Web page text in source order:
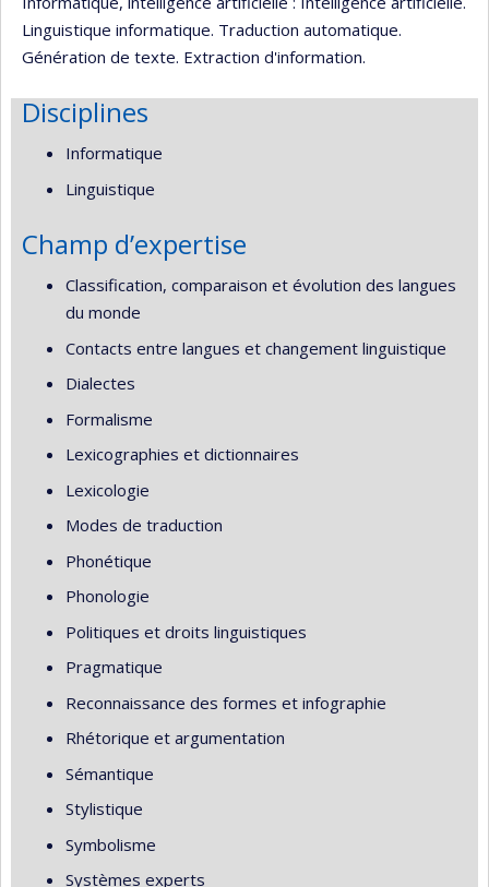
Linguistique informatique. Traduction automatique.
Génération de texte. Extraction d'information.
Disciplines
Informatique
Linguistique
Champ d’expertise
Classification, comparaison et évolution des langues
du monde
Contacts entre langues et changement linguistique
Dialectes
Formalisme
Lexicographies et dictionnaires
Lexicologie
Modes de traduction
Phonétique
Phonologie
Politiques et droits linguistiques
Pragmatique
Reconnaissance des formes et infographie
Rhétorique et argumentation
Sémantique
Stylistique
Symbolisme
Systèmes experts